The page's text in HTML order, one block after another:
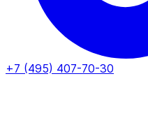
+7 (495) 407-70-30